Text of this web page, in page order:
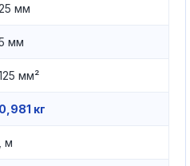
мм
мм
мм²
0,981 кг
, м